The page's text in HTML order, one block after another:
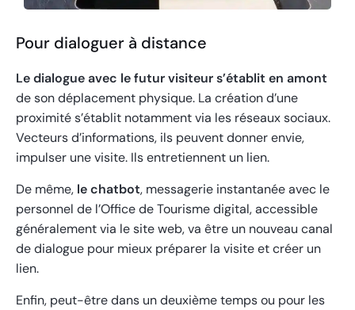
Pour dialoguer à distance
Le dialogue avec le futur visiteur s’établit en amont
de son déplacement physique. La création d’une
proximité s’établit notamment via les réseaux sociaux.
Vecteurs d’informations, ils peuvent donner envie,
impulser une visite. Ils entretiennent un lien.
De même, le chatbot, messagerie instantanée avec le
personnel de l’Office de Tourisme digital, accessible
généralement via le site web, va être un nouveau canal
de dialogue pour mieux préparer la visite et créer un
lien.
Enfin, peut-être dans un deuxième temps ou pour les